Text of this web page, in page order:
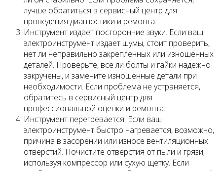
лучше обратиться в сервисный центр для
проведения диагностики и ремонта.
Инструмент издает посторонние звуки. Если ваш
электроинструмент издает шумы, стоит проверить,
нет ли неправильно закрепленных или изношенных
деталей. Проверьте, все ли болты и гайки надежно
закручены, и замените изношенные детали при
необходимости. Если проблема не устраняется,
обратитесь в сервисный центр для
профессиональной оценки и ремонта.
Инструмент перегревается. Если ваш
электроинструмент быстро нагревается, возможно,
причина в засорении или износе вентиляционных
отверстий. Почистите отверстия от пыли и грязи,
используя компрессор или сухую щетку. Если